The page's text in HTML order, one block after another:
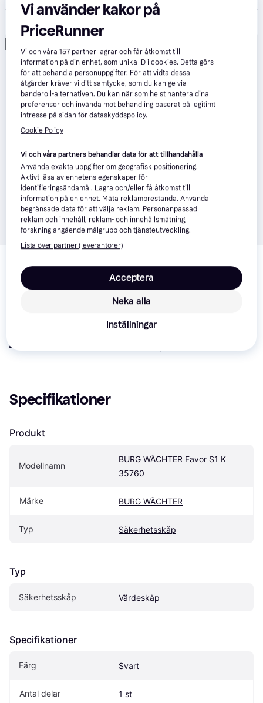
Om produkten
Lägsta pris på BURG WÄCHTER Favor S1 K 35760
449 kr, vilket är det billigaste priset just nu bland 3
BURG WÄCHTER Larm & Säkerhet
Specifikationer
Produkt
Modellnamn
BURG WÄCHTER Favor S1 K
35760
Märke BURG WÄCHTER
Typ Säkerhetsskåp
Typ
Säkerhetsskåp Värdeskåp
Specifikationer
Färg Svart
Antal delar 1 st
Vi använder kakor på
PriceRunner
Vi och våra157 partner lagrar och får åtkomst till
information på din enhet, som unika ID i cookies. Detta görs
för att behandla personuppgifter. För att vidta dessa
åtgärder kräver vi ditt samtycke, som du kan ge via
banderoll-alternativen. Du kan när som helst hantera dina
preferenser och invända mot behandling baserat på legitimt
intresse på sidan för dataskyddspolicy.
Cookie Policy
Vi och våra partners behandlar data för att tillhandahålla
Använda exakta uppgifter om geografisk positionering.
Aktivt läsa av enhetens egenskaper för
identifieringsändamål. Lagra och/eller få åtkomst till
information på en enhet. Mäta reklamprestanda. Använda
begränsade data för att välja reklam. Personanpassad
reklam och innehåll, reklam- och innehållsmätning,
forskning angående målgrupp och tjänsteutveckling.
Lista över partner (leverantörer)
Neka alla
Acceptera
Inställningar